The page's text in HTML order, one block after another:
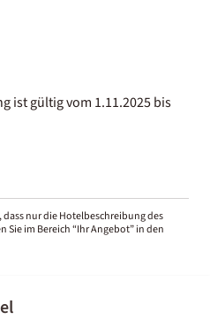
ist gültig vom 1.11.2025 bis
nur die Hotelbeschreibung des
im Bereich “Ihr Angebot” in den